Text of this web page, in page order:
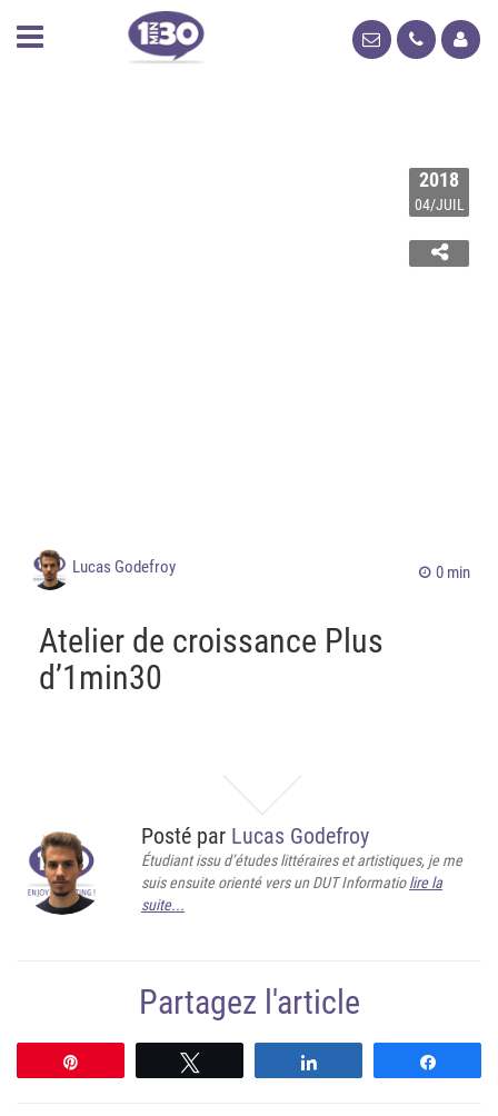
2018
04/JUIL
Lucas Godefroy 0 min
Atelier de croissance Plus
d’1min30
Posté par Lucas Godefroy
Étudiant issu d’études littéraires et artistiques, je me
suis ensuite orienté vers un DUT Informatiolire la
suite...
Partagez l'article